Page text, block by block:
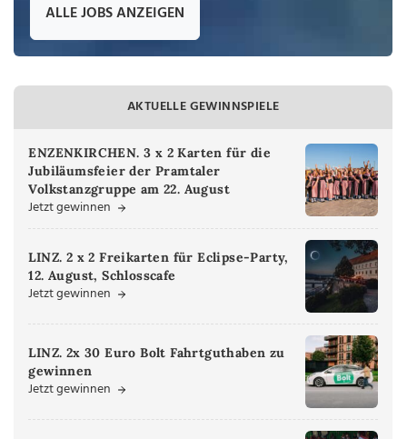
ALLE JOBS ANZEIGEN
AKTUELLE GEWINNSPIELE
ENZENKIRCHEN. 3 x 2 Karten für die
Jubiläumsfeier der Pramtaler
Volkstanzgruppe am 22. August
Jetzt gewinnen
LINZ. 2 x 2 Freikarten für Eclipse-Party,
12. August, Schlosscafe
Jetzt gewinnen
LINZ. 2x 30 Euro Bolt Fahrtguthaben zu
gewinnen
Jetzt gewinnen